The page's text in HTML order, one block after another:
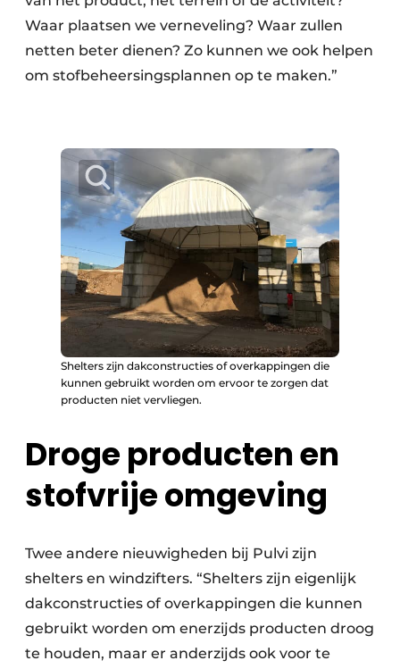
Waar plaatsen we verneveling? Waar zullen
netten beter dienen? Zo kunnen we ook helpen
om stofbeheersingsplannen op te maken.”
Shelters zijn dakconstructies of overkappingen die
kunnen gebruikt worden om ervoor te zorgen dat
producten niet vervliegen.
Droge producten en
stofvrije omgeving
Twee andere nieuwigheden bij Pulvi zijn
shelters en windzifters. “Shelters zijn eigenlijk
dakconstructies of overkappingen die kunnen
gebruikt worden om enerzijds producten droog
te houden, maar er anderzijds ook voor te